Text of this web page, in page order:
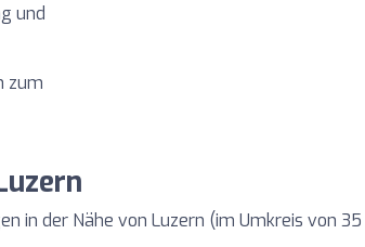
und
zum
in der Nähe von Luzern (im Umkreis von